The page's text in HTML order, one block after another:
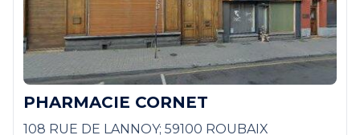
PHARMACIE CORNET
108 RUE DE LANNOY; 59100 ROUBAIX